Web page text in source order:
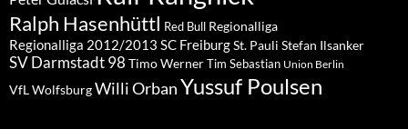
Ralph Hasenhüttl Red Bull Regionalliga
Regionalliga 2012/2013 SC FreiburgSt. Pauli Stefan Ilsanker
SV Darmstadt 98 Timo WernerTim Sebastian Union Berlin
VfL WolfsburgWilli OrbanYussuf Poulsen